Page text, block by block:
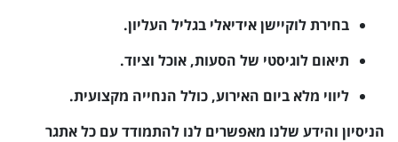
בחירת לוקיישן אידיאלי בגליל העליון.
תיאום לוגיסטי של הסעות, אוכל וציוד.
ליווי מלא ביום האירוע, כולל הנחייה מקצועית.
הניסיון והידע שלנו מאפשרים לנו להתמודד עם כל אתגר